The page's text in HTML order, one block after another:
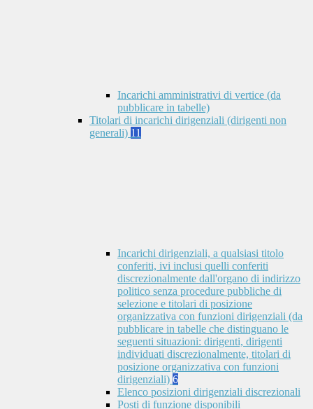
Incarichi amministrativi di vertice (da
pubblicare in tabelle)
Titolari di incarichi dirigenziali (dirigenti non
generali) 11
Incarichi dirigenziali, a qualsiasi titolo
conferiti, ivi inclusi quelli conferiti
discrezionalmente dall'organo di indirizzo
politico senza procedure pubbliche di
selezione e titolari di posizione
organizzativa con funzioni dirigenziali (da
pubblicare in tabelle che distinguano le
seguenti situazioni: dirigenti, dirigenti
individuati discrezionalmente, titolari di
posizione organizzativa con funzioni
dirigenziali) 6
Elenco posizioni dirigenziali discrezionali
Posti di funzione disponibili